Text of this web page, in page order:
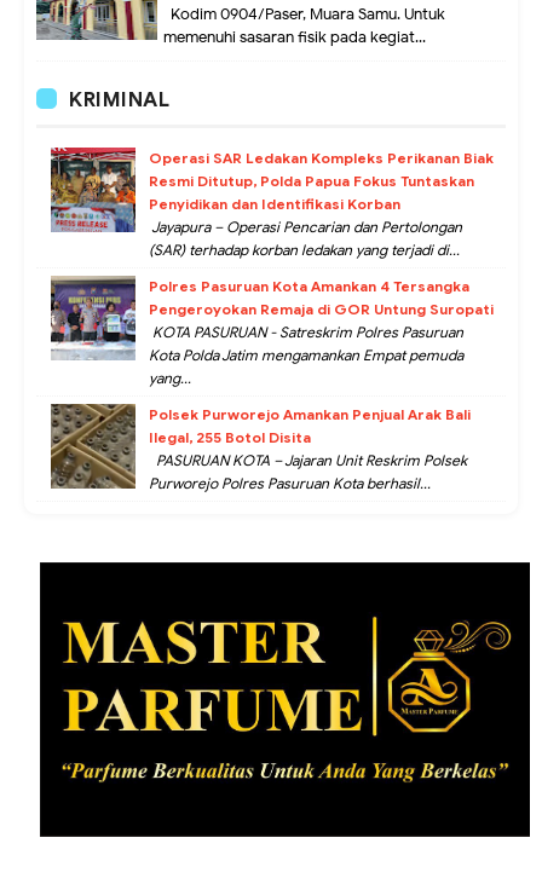
Kodim 0904/Paser, Muara Samu. Untuk
memenuhi sasaran fisik pada kegiat...
KRIMINAL
Operasi SAR Ledakan Kompleks Perikanan Biak
Resmi Ditutup, Polda Papua Fokus Tuntaskan
Penyidikan dan Identifikasi Korban
Jayapura – Operasi Pencarian dan Pertolongan
(SAR) terhadap korban ledakan yang terjadi di...
Polres Pasuruan Kota Amankan 4 Tersangka
Pengeroyokan Remaja di GOR Untung Suropati
KOTA PASURUAN - Satreskrim Polres Pasuruan
Kota Polda Jatim mengamankan Empat pemuda
yang...
Polsek Purworejo Amankan Penjual Arak Bali
Ilegal, 255 Botol Disita
PASURUAN KOTA – Jajaran Unit Reskrim Polsek
Purworejo Polres Pasuruan Kota berhasil...